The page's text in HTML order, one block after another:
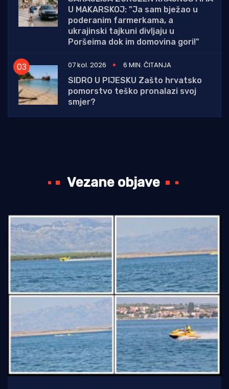
U MAKARSKOJ: "Ja sam bježao u
poderanim farmerkama, a
ukrajinski tajkuni divljaju u
Poršeima dok im domovina gori!"
07 kol. 2026
6 MIN. ČITANJA
SIDRO U PIJESKU Zašto hrvatsko
pomorstvo teško pronalazi svoj
smjer?
Vezane objave